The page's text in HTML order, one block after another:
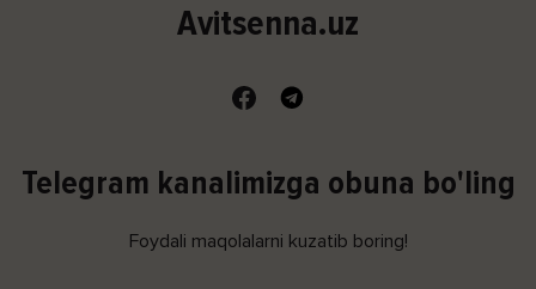
Avitsenna.uz
Telegram kanalimizga obuna bo'ling
Foydali maqolalarni kuzatib boring!